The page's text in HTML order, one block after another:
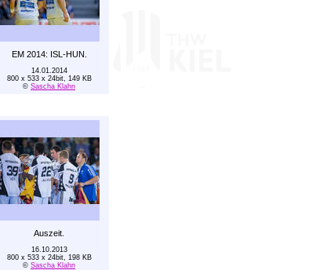
EM 2014: ISL-HUN.
14.01.2014
800 x 533 x 24bit, 149 KB
© Sascha Klahn
Auszeit.
16.10.2013
800 x 533 x 24bit, 198 KB
© Sascha Klahn